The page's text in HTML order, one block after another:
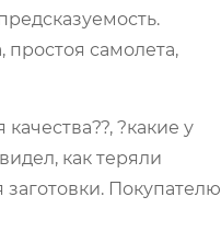
простоя самолета,
?какие у
как теряли
заготовки. Покупателю